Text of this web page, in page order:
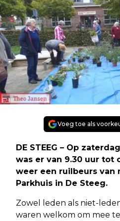
Voeg toe als
DE STEEG – Op
was er van 9.30 uur tot
weer een ruilbeurs van
Parkhuis in De Steeg.
Zowel leden als niet-
waren welkom om mee